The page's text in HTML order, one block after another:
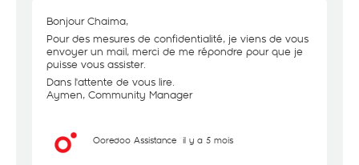
Bonjour Chaima,
Pour des mesures de confidentialité, je viens de vous
envoyer un mail, merci de me répondre pour que je
puisse vous assister.
Dans l'attente de vous lire.
Aymen, Community Manager
Ooredoo Assistance il y a 5 mois